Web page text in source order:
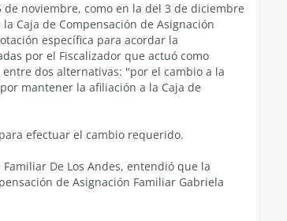
noviembre, como en la del 3 de diciembre
Caja de Compensación de Asignación
específica para acordar la
por el Fiscalizador que actuó como
dos alternativas: "por el cambio a la
mantener la afiliación a la Caja de
efectuar el cambio requerido.
De Los Andes, entendió que la
de Asignación Familiar Gabriela